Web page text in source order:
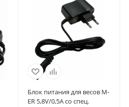
Блок питания для весов M-
ER 5,8V/0,5A со спец.